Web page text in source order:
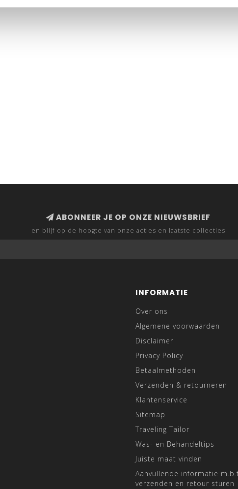
ABONNEER JE OP ONZE NIEUWSBRIEF
en blijf op de hoogte van onze acties en laatste collecties
INFORMATIE
Over ons
Algemene voorwaarden
Disclaimer
Privacy Policy
Betaalmethoden
Verzenden & retourneren
Klantenservice
Sitemap
Traveling Tailor
Was- en Behandeltips
Juiste maat vinden
Aanvullende informatie
verzenden en retour sturen